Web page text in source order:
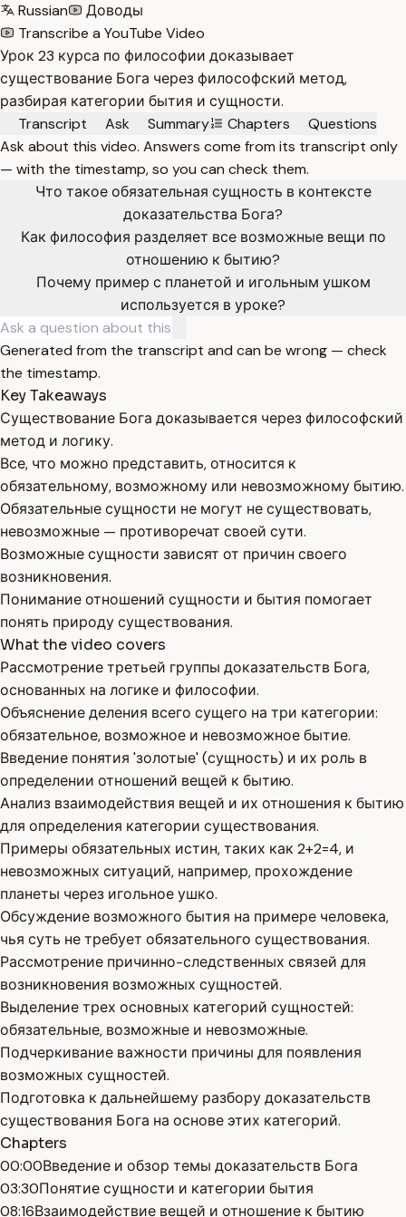
Russian
Доводы
Transcribe a YouTube Video
Урок 23 курса по философии доказывает
существование Бога через философский метод,
разбирая категории бытия и сущности.
Transcript
Ask Summary Chapters
Questions
Ask about this video. Answers come from its transcript only
— with the timestamp, so you can check them.
Что такое обязательная сущность в контексте
доказательства Бога?
Как философия разделяет все возможные вещи по
отношению к бытию?
Почему пример с планетой и игольным ушком
используется в уроке?
Generated from the transcript and can be wrong — check
the timestamp.
Key Takeaways
Существование Бога доказывается через философский
метод и логику.
Все, что можно представить, относится к
обязательному, возможному или невозможному бытию.
Обязательные сущности не могут не существовать,
невозможные — противоречат своей сути.
Возможные сущности зависят от причин своего
возникновения.
Понимание отношений сущности и бытия помогает
понять природу существования.
What the video covers
Рассмотрение третьей группы доказательств Бога,
основанных на логике и философии.
Объяснение деления всего сущего на три категории:
обязательное, возможное и невозможное бытие.
Введение понятия 'золотые' (сущность) и их роль в
определении отношений вещей к бытию.
Анализ взаимодействия вещей и их отношения к бытию
для определения категории существования.
Примеры обязательных истин, таких как 2+2=4, и
невозможных ситуаций, например, прохождение
планеты через игольное ушко.
Обсуждение возможного бытия на примере человека,
чья суть не требует обязательного существования.
Рассмотрение причинно-следственных связей для
возникновения возможных сущностей.
Выделение трех основных категорий сущностей:
обязательные, возможные и невозможные.
Подчеркивание важности причины для появления
возможных сущностей.
Подготовка к дальнейшему разбору доказательств
существования Бога на основе этих категорий.
Chapters
00:00Введение и обзор темы доказательств Бога
03:30Понятие сущности и категории бытия
08:16Взаимодействие вещей и отношение к бытию